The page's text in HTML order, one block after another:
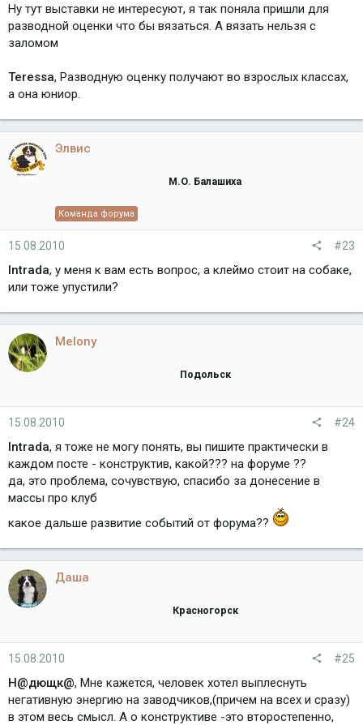
Ну тут выставки не интересуют, я так поняла пришли для
разводной оценки что бы вязаться. А вязать нельзя с
заломом
Teressa, Разводную оценку получают во взрослых классах,
а она юниор.
Элвис
М.О. Балашиха
Команда форума
15.08.2010 #23
Intrada, у меня к вам есть вопрос, а клеймо стоит на собаке,
или тоже упустили?
Melony
Подольск
15.08.2010 #24
Intrada, я тоже не могу понять, вы пишите практически в
каждом посте - конструктив, какой??? на форуме ??
да, это проблема, сочувствую, спасибо за донесение в
массы про клуб
какое дальше развитие событий от форума??
Даша
Красногорск
15.08.2010 #25
Н@дющк@, Мне кажется, человек хотел выплеснуть
негативную энергию на заводчиков,(причем на всех и сразу)
в этом весь смысл. А о конструктиве -это второстепенно,